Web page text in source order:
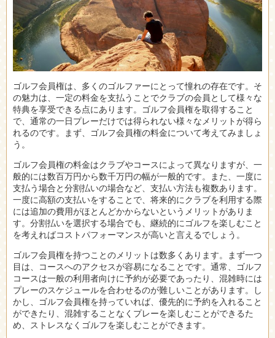
ゴルフ会員権は、多くのゴルファーにとって憧れの存在です。 そ
の魅力は、一定の料金を支払うことでクラブの会員として様々な
特典を享受できる点にあります。ゴルフ会員権を取得すること
で、通常の一日プレーだけでは得られない様々なメリットが得ら
れるのです。まず、ゴルフ会員権の料金について考えてみましょ
う。
ゴルフ会員権の料金はクラブやコースによって異なりますが、一
般的には数百万円から数千万円の幅が一般的です。また、一度に
支払う場合と分割払いの場合など、支払い方法も複数あります。
一度に高額の支払いをすることで、将来的にクラブを利用する際
には追加の費用がほとんどかからないというメリットがありま
す。分割払いを選択する場合でも、継続的にゴルフを楽しむこと
を考えればコストパフォーマンスが高いと言えるでしょう。
ゴルフ会員権を持つことのメリットは数多くあります。まず一つ
目は、コースへのアクセスが容易になることです。通常、ゴルフ
コースは一般の利用者向けに予約が必要であったり、混雑時には
プレーのスケジュールを合わせるのが難しいことがあります。し
かし、ゴルフ会員権を持っていれば、優先的に予約を入れること
ができたり、混雑することなくプレーを楽しむことができるた
め、ストレスなくゴルフを楽しむことができます。